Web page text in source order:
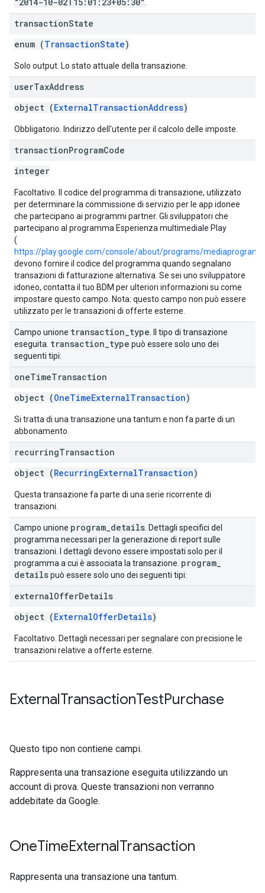
transactionState
enum (TransactionState)
Solo output. Lo stato attuale della transazione.
userTaxAddress
object (ExternalTransactionAddress)
Obbligatorio. Indirizzo dell'utente per il calcolo delle imposte.
transactionProgramCode
integer
Facoltativo. Il codice del programma di transazione, utilizzato
per determinare la commissione di servizio per le app idonee
che partecipano ai programmi partner. Gli sviluppatori che
partecipano al programma Esperienza multimediale Play
(
https://play.google.com/console/about/programs/mediaprogram/
devono fornire il codice del programma quando segnalano
transazioni di fatturazione alternativa. Se sei uno sviluppatore
idoneo, contatta il tuo BDM per ulteriori informazioni su come
impostare questo campo. Nota: questo campo non può essere
utilizzato per le transazioni di offerte esterne.
Campo unione transaction type . Il tipo di transazione
eseguita. transaction type può essere solo uno dei
seguenti tipi:
oneTimeTransaction
object (OneTimeExternalTransaction)
Si tratta di una transazione una tantum e non fa parte di un
abbonamento.
recurringTransaction
object (RecurringExternalTransaction)
Questa transazione fa parte di una serie ricorrente di
transazioni.
Campo unione program details . Dettagli specifici del
programma necessari per la generazione di report sulle
transazioni. I dettagli devono essere impostati solo per il
programma a cui è associata la transazione. program
detailspuò essere solo uno dei seguenti tipi:
externalOfferDetails
object (ExternalOfferDetails)
Facoltativo. Dettagli necessari per segnalare con precisione le
transazioni relative a offerte esterne.
ExternalTransactionTestPurchase
Questo tipo non contiene campi.
Rappresenta una transazione eseguita utilizzando un
account di prova. Queste transazioni non verranno
addebitate da Google.
OneTimeExternalTransaction
Rappresenta una transazione una tantum.